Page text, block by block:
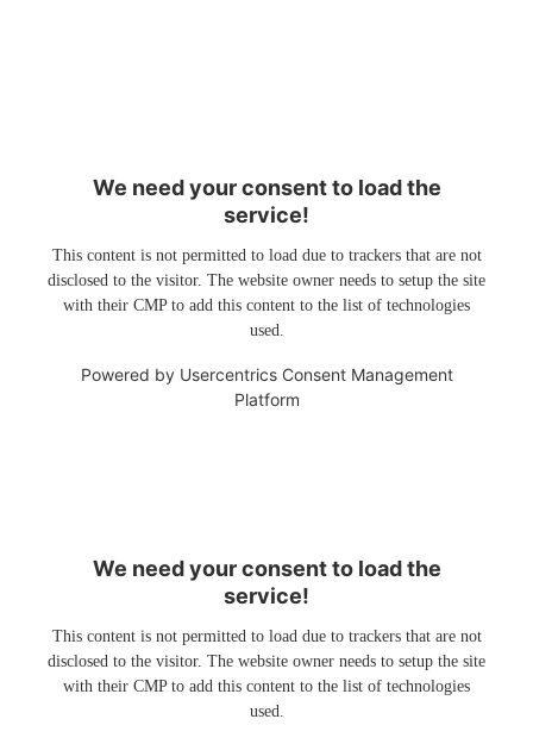
We need your consent to load the
service!
This content is not permitted to load due to trackers that are not
disclosed to the visitor. The website owner needs to setup the site
with their CMP to add this content to the list of technologies
used.
Powered by Usercentrics Consent Management
Platform
We need your consent to load the
service!
This content is not permitted to load due to trackers that are not
disclosed to the visitor. The website owner needs to setup the site
with their CMP to add this content to the list of technologies
used.